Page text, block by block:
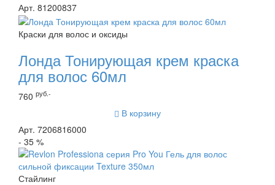
Арт. 81200837
Краски для волос и оксиды
Лонда Тонирующая крем краска
для волос 60мл
760 руб.-
В корзину
Арт. 7206816000
- 35 %
Стайлинг